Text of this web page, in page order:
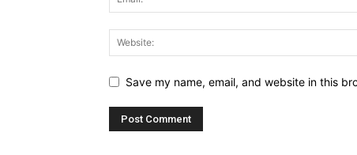
Save my name, email, and website in this